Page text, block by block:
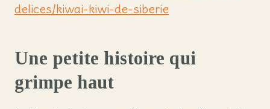
delices/kiwai-kiwi-de-siberie
Une petite histoire qui
grimpe haut